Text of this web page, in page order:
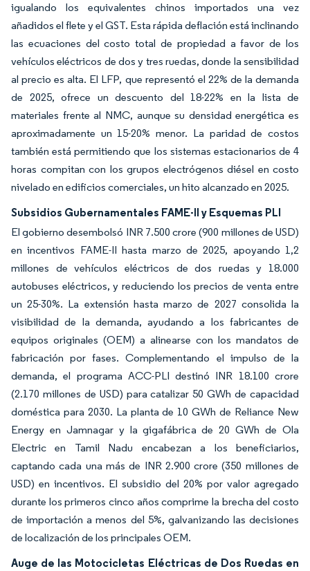
igualando los equivalentes chinos importados una vez
añadidos el flete y el GST. Esta rápida deflación está inclinando
las ecuaciones del costo total de propiedad a favor de los
vehículos eléctricos de dos y tres ruedas, donde la sensibilidad
al precio es alta. El LFP, que representó el 22% de la demanda
de 2025, ofrece un descuento del 18-22% en la lista de
materiales frente al NMC, aunque su densidad energética es
aproximadamente un 15-20% menor. La paridad de costos
también está permitiendo que los sistemas estacionarios de 4
horas compitan con los grupos electrógenos diésel en costo
nivelado en edificios comerciales, un hito alcanzado en 2025.
Subsidios Gubernamentales FAME-II y Esquemas PLI
El gobierno desembolsó INR 7.500 crore (900 millones de USD)
en incentivos FAME-II hasta marzo de 2025, apoyando 1,2
millones de vehículos eléctricos de dos ruedas y 18.000
autobuses eléctricos, y reduciendo los precios de venta entre
un 25-30%. La extensión hasta marzo de 2027 consolida la
visibilidad de la demanda, ayudando a los fabricantes de
equipos originales (OEM) a alinearse con los mandatos de
fabricación por fases. Complementando el impulso de la
demanda, el programa ACC-PLI destinó INR 18.100 crore
(2.170 millones de USD) para catalizar 50 GWh de capacidad
doméstica para 2030. La planta de 10 GWh de Reliance New
Energy en Jamnagar y la gigafábrica de 20 GWh de Ola
Electric en Tamil Nadu encabezan a los beneficiarios,
captando cada una más de INR 2.900 crore (350 millones de
USD) en incentivos. El subsidio del 20% por valor agregado
durante los primeros cinco años comprime la brecha del costo
de importación a menos del 5%, galvanizando las decisiones
de localización de los principales OEM.
Auge de las Motocicletas Eléctricas de Dos Ruedas en